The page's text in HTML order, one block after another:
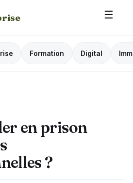
☰
Formation Digital
en prison
?